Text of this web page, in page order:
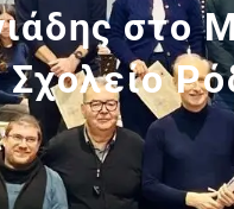
στο
Σχολείο